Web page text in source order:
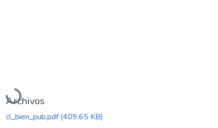
Cargando...
Archivos
cl_bien_pub.pdf(409.65 KB)